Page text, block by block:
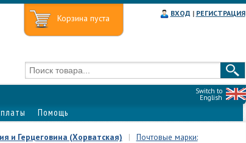
Корзина пуста ВХОД | РЕГИСТРАЦИЯ
Switch to
English
Помощь
и Герцеговина (Хорватская) |
Почтовые марки: